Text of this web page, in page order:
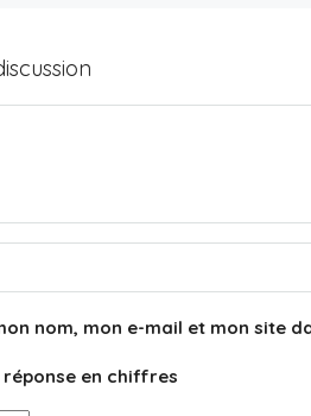
nom, mon e-mail et mon site
réponse en chiffres
Appartement 75015